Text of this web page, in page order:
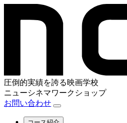
圧倒的実績を誇る映画学校
ニューシネマワークショップ
お問い合わせ